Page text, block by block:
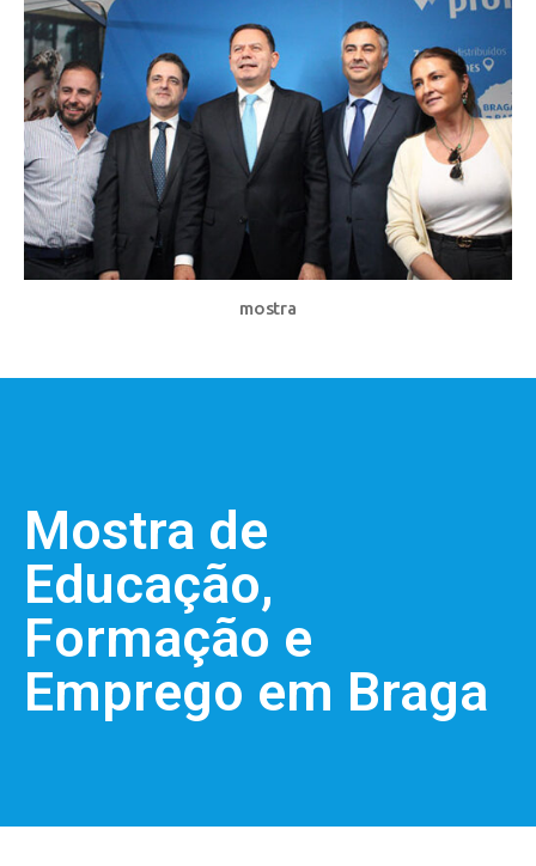
mostra
Mostra de
Educação,
Formação e
Emprego em Braga